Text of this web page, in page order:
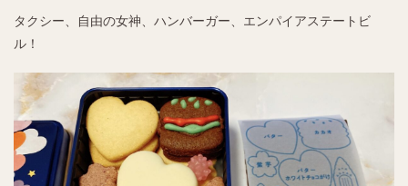
タクシー、自由の女神、ハンバーガー、エンパイアステートビ
ル！